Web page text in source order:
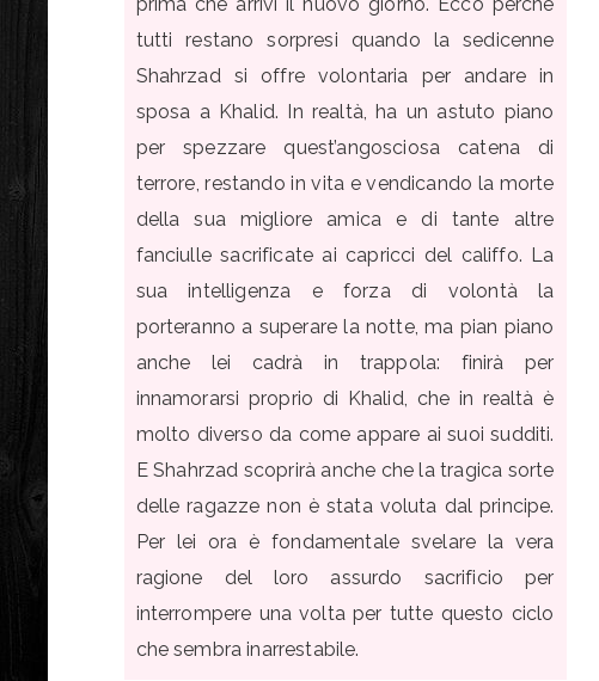
tutti restano sorpresi quando la sedicenne
Shahrzad si offre volontaria per andare in
sposa a Khalid. In realtà, ha un astuto piano
per spezzare quest’angosciosa catena di
terrore, restando in vita e vendicando la morte
della sua migliore amica e di tante altre
fanciulle sacrificate ai capricci del califfo. La
sua intelligenza e forza di volontà la
porteranno a superare la notte, ma pian piano
anche lei cadrà in trappola: finirà per
innamorarsi proprio di Khalid, che in realtà è
molto diverso da come appare ai suoi sudditi.
E Shahrzad scoprirà anche che la tragica sorte
delle ragazze non è stata voluta dal principe.
Per lei ora è fondamentale svelare la vera
ragione del loro assurdo sacrificio per
interrompere una volta per tutte questo ciclo
che sembra inarrestabile.